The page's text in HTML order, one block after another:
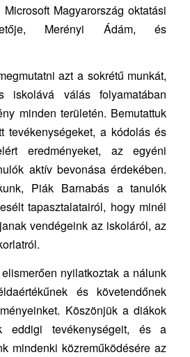
Magyarország oktatási
Merényi Ádám, és
azt a sokrétű munkát,
iskolává válás folyamatában
minden területén. Bemutattuk
tevékenységeket, a kódolás és
eredményeket, az egyéni
aktív bevonása érdekében.
Piák Barnabás a tanulók
tapasztalatairól, hogy minél
vendégeink az iskoláról, az
nyilatkoztak a nálunk
és követendőnek
Köszönjük a diákok
eddigi tevékenységeit, és a
mindenki közreműködésére az